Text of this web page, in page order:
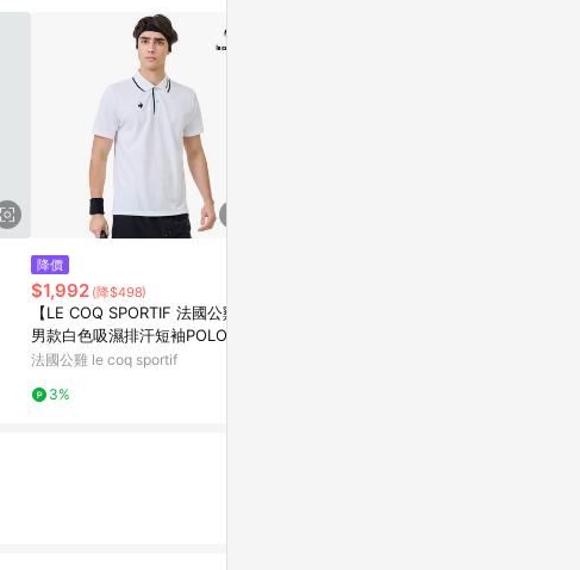
降價
$1,992 (降$498)
【LE COQ SPORTIF 法國公雞】
男款白色吸濕排汗短袖POLO衫L
WX21243
法國公雞 le coq sportif
3%